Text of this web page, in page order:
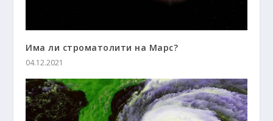
Има ли строматолити на Марс?
04.12.2021